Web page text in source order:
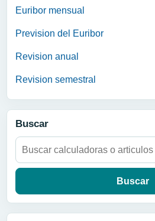
Euribor mensual
Prevision del Euribor
Revision anual
Revision semestral
Buscar
Buscar: